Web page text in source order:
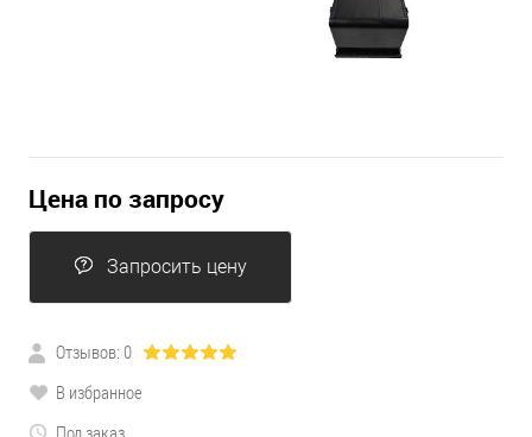
Цена по запросу
Запросить цену
Отзывов: 0
В избранное